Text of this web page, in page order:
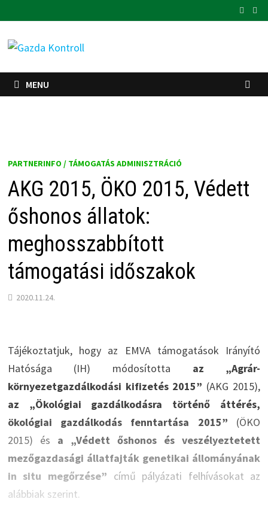
to
content
MENU
PARTNERINFO / TÁMOGATÁS ADMINISZTRÁCIÓ
AKG 2015, ÖKO 2015, Védett
őshonos állatok:
meghosszabbított
támogatási időszakok
2020.11.24.
Tájékoztatjuk, hogy az EMVA támogatások Irányító
Hatósága (IH) módosította az „Agrár-
környezetgazdálkodási kifizetés 2015” (AKG 2015),
az „Ökológiai gazdálkodásra történő áttérés,
ökológiai gazdálkodás fenntartása 2015” (ÖKO
2015) és a „Védett őshonos és veszélyeztetett
mezőgazdasági állatfajták genetikai állományának
in situ megőrzése” című pályázati felhívásokat az
alábbiak szerint.